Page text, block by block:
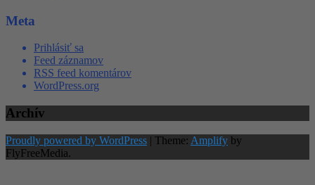
Meta
Prihlásiť sa
Feed záznamov
RSS feed komentárov
WordPress.org
Archív
Proudly powered by WordPress | Theme: Amplify by
FlyFreeMedia.